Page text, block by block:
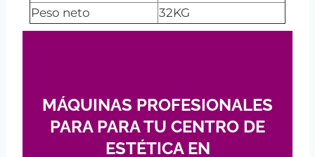
Peso neto
32KG
MÁQUINAS PROFESIONALES
PARA PARA TU CENTRO DE
ESTÉTICA EN